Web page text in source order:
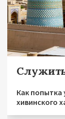
Как попытка
хивинского